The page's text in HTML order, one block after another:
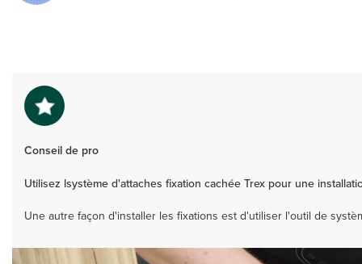
Conseil de pro
Utilisez lsystème d'attaches fixation cachée Trex pour une
Une autre façon d'installer les fixations est d'utiliser l'outil de